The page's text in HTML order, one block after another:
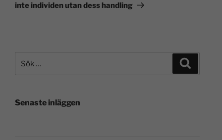
inte individen utan dess handling
Senaste inläggen